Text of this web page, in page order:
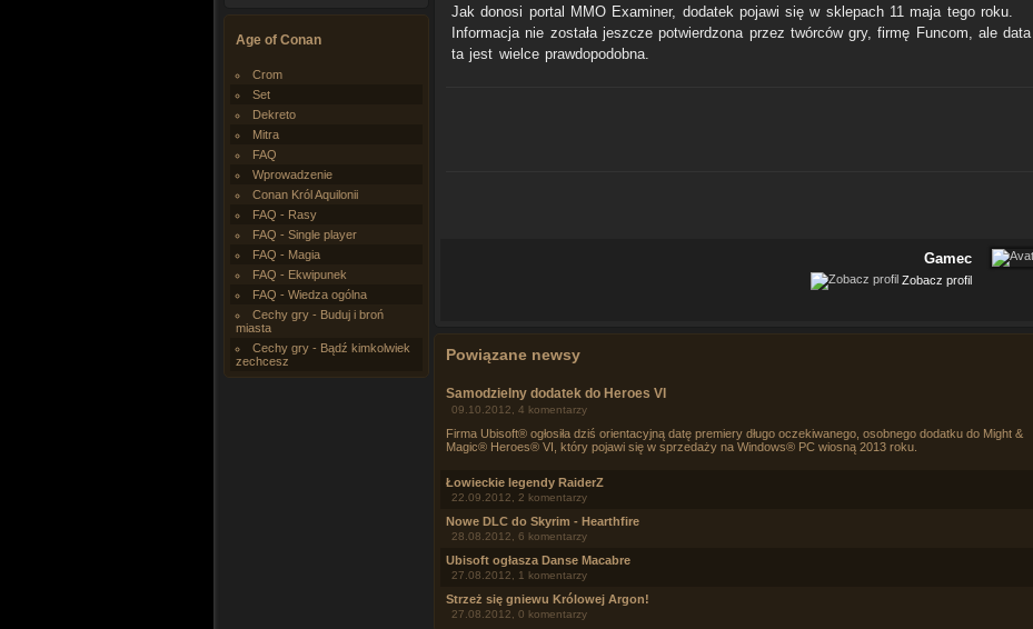
Age of Conan
Crom
Set
Dekreto
Mitra
FAQ
Wprowadzenie
Conan Król Aquilonii
FAQ - Rasy
FAQ - Single player
FAQ - Magia
FAQ - Ekwipunek
FAQ - Wiedza ogólna
Cechy gry - Buduj i broń
miasta
Cechy gry - Bądź kimkolwiek
zechcesz
Jak donosi portal MMO Examiner, dodatek pojawi się w sklepach 11 maja tego roku.
Informacja nie została jeszcze potwierdzona przez twórców gry, firmę Funcom, ale data
ta jest wielce prawdopodobna.
Gamec
Zobacz profil
Powiązane newsy
Samodzielny dodatek do Heroes VI
09.10.2012, 4 komentarzy
Firma Ubisoft® ogłosiła dziś orientacyjną datę premiery długo oczekiwanego, osobnego dodatku do Might &
Magic® Heroes® VI, który pojawi się w sprzedaży na Windows® PC wiosną 2013 roku.
Łowieckie legendy RaiderZ
22.09.2012, 2 komentarzy
Nowe DLC do Skyrim - Hearthfire
28.08.2012, 6 komentarzy
Ubisoft ogłasza Danse Macabre
27.08.2012, 1 komentarzy
Strzeż się gniewu Królowej Argon!
27.08.2012, 0 komentarzy